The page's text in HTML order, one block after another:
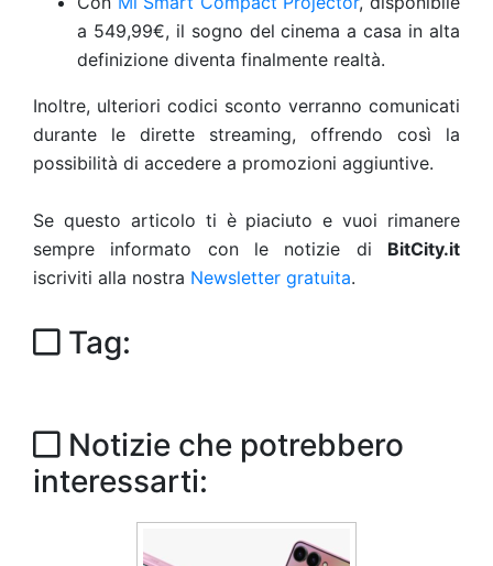
a 549,99€, il sogno del cinema a casa in alta
definizione diventa finalmente realtà.
Inoltre, ulteriori codici sconto verranno comunicati
durante le dirette streaming, offrendo così la
possibilità di accedere a promozioni aggiuntive.
Se questo articolo ti è piaciuto e vuoi rimanere
sempre informato con le notizie di BitCity.it
iscriviti alla nostra Newsletter gratuita.
Tag:
Notizie che potrebbero
interessarti: